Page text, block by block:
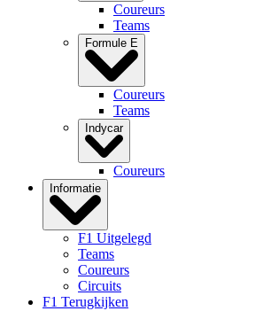
Coureurs
Teams
Formule E
Coureurs
Teams
Indycar
Coureurs
Informatie
F1 Uitgelegd
Teams
Coureurs
Circuits
F1 Terugkijken